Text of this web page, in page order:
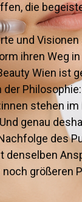
die
und Visionen
ihren Weg
Wien ist
der
stehen
genau
des
denselben
größeren